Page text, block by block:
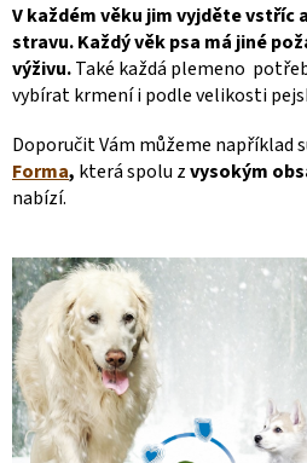
V každémvěku jim vyjděte vstříc a
stravu. Každývěkpsa má jiné
výživu.Také každá plemeno
vybírat krmení i podle velikosti
Doporučit Vám můžeme například
Forma, která spolu zvysokým
nabízí.